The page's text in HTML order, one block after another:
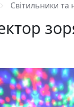
Світильники та